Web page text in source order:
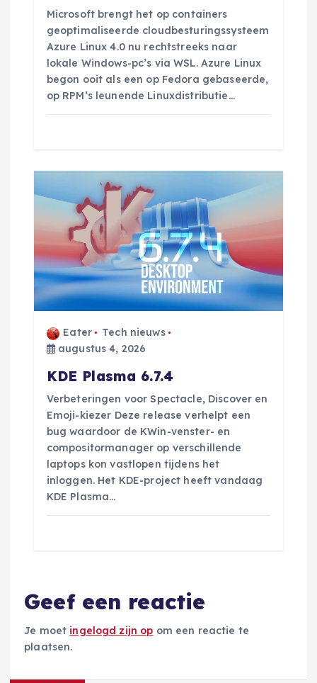
Microsoft brengt het op containers
geoptimaliseerde cloudbesturingssysteem
Azure Linux 4.0 nu rechtstreeks naar
lokale Windows-pc’s via WSL. Azure Linux
begon ooit als een op Fedora gebaseerde,
op RPM’s leunende Linuxdistributie…
Eater
Tech nieuws
augustus 4, 2026
KDE Plasma 6.7.4
Verbeteringen voor Spectacle, Discover en
Emoji-kiezer Deze release verhelpt een
bug waardoor de KWin-venster- en
compositormanager op verschillende
laptops kon vastlopen tijdens het
inloggen. Het KDE-project heeft vandaag
KDE Plasma…
Geef een reactie
Je moet ingelogd zijn op om een reactie te
plaatsen.